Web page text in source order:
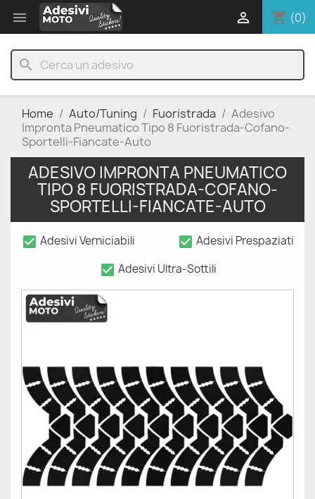
 shopping_cart (0)

search
Home Auto/Tuning Fuoristrada
Adesivo
Impronta Pneumatico Tipo 8 Fuoristrada-Cofano-
Sportelli-Fiancate-Auto
ADESIVO IMPRONTA PNEUMATICO
TIPO 8 FUORISTRADA-COFANO-
SPORTELLI-FIANCATE-AUTO
check_box Adesivi Verniciabili check_box Adesivi Prespaziati
check_box Adesivi Ultra-Sottili